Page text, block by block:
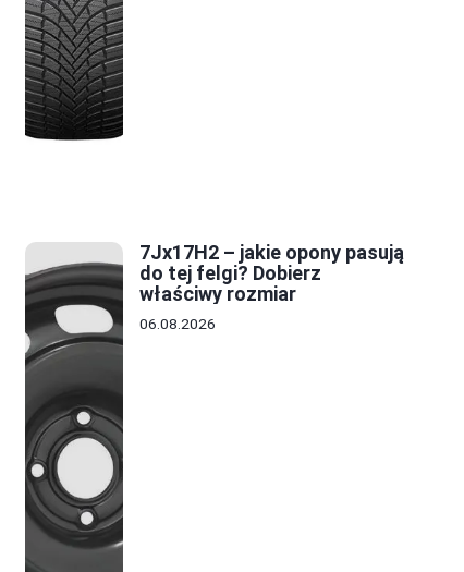
7Jx17H2 – jakie opony pasują
do tej felgi? Dobierz
właściwy rozmiar
06.08.2026